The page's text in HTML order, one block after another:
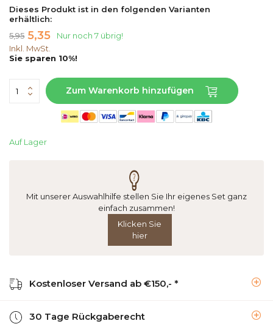
Dieses Produkt ist in den folgenden Varianten
erhältlich:
5,95 5,35
Nur noch 7 übrig!
Inkl. MwSt.
Sie sparen 10%!
Zum Warenkorb hinzufügen
Auf Lager
Mit unserer Auswahlhilfe stellen Sie Ihr eigenes Set ganz
einfach zusammen!
Klicken Sie
hier
Kostenloser Versand ab €150,- *
30 Tage Rückgaberecht